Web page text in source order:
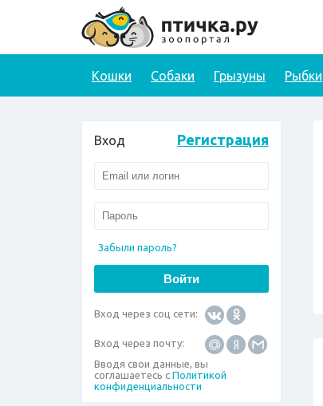
Кошки Собаки Грызуны Рыбки
Вход Регистрация
Забыли пароль?
Вход через соц сети:
Вход через почту:
Вводя свои данные, вы
соглашаетесь с Политикой
конфиденциальности